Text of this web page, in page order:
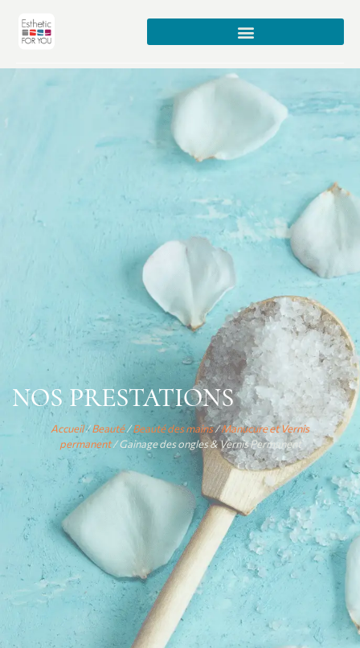
NOS PRESTATIONS
Accueil/Beauté/Beauté des mains/Manucure et Vernis
permanent/ Gainage des ongles & Vernis Permanent